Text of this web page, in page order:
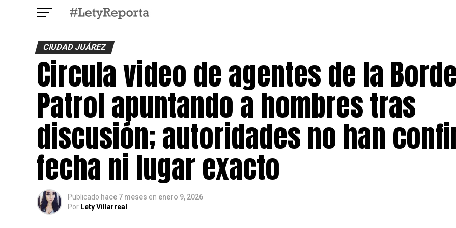
CIUDAD JUÁREZ
Circula video de agentes de la
Patrol apuntando a hombres tras
discusión; autoridades no han
fecha ni lugar exacto
Publicado hace 7 meses en enero 9, 2026
Por Lety Villarreal